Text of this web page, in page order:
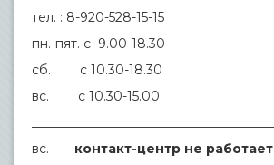
тел. : 8-920-528-15-15
пн.-пят. с 9.00-18.30
сб. с 10.30-18.30
вс. с 10.30-15.00
вс. контакт-центр не работает